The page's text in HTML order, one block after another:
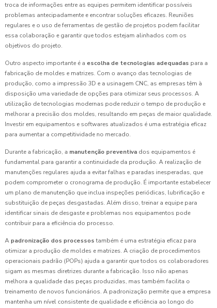
troca de informações entre as equipes permitem identificar possíveis
problemas antecipadamente e encontrar soluções eficazes. Reuniões
regulares e o uso de ferramentas de gestão de projetos podem facilitar
essa colaboração e garantir que todos estejam alinhados com os
objetivos do projeto.
Outro aspecto importante é a escolha de tecnologias adequadas para a
fabricação de moldes e matrizes. Com o avanço das tecnologias de
produção, como a impressão 3D e a usinagem CNC, as empresas têm à
disposição uma variedade de opções para otimizar seus processos. A
utilização de tecnologias modernas pode reduzir o tempo de produção e
melhorar a precisão dos moldes, resultando em peças de maior qualidade.
Investir em equipamentos e softwares atualizados é uma estratégia eficaz
para aumentar a competitividade no mercado.
Durante a fabricação, a manutenção preventiva dos equipamentos é
fundamental para garantir a continuidade da produção. A realização de
manutenções regulares ajuda a evitar falhas e paradas inesperadas, que
podem comprometer o cronograma de produção. É importante estabelecer
um plano de manutenção que inclua inspeções periódicas, lubrificação e
substituição de peças desgastadas. Além disso, treinar a equipe para
identificar sinais de desgaste e problemas nos equipamentos pode
contribuir para a eficiência do processo.
A padronização dos processos também é uma estratégia eficaz para
otimizar a produção de moldes e matrizes. A criação de procedimentos
operacionais padrão (POPs) ajuda a garantir que todos os colaboradores
sigam as mesmas diretrizes durante a fabricação. Isso não apenas
melhora a qualidade das peças produzidas, mas também facilita o
treinamento de novos funcionários. A padronização permite que a empresa
mantenha um nível consistente de qualidade e eficiência ao longo do